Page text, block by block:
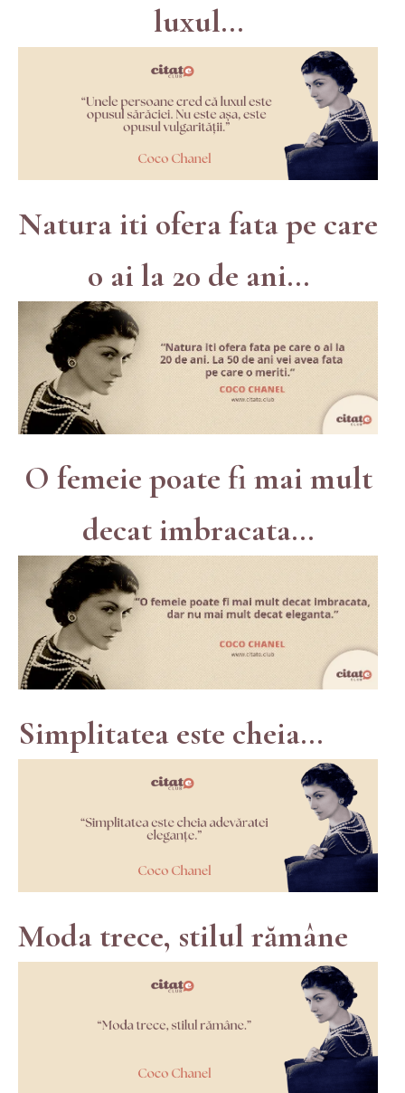
luxul...
Natura iti ofera fata pe care
o ai la 20 de ani...
O femeie poate fi mai mult
decat imbracata...
Simplitatea este cheia...
Moda trece, stilul rămâne